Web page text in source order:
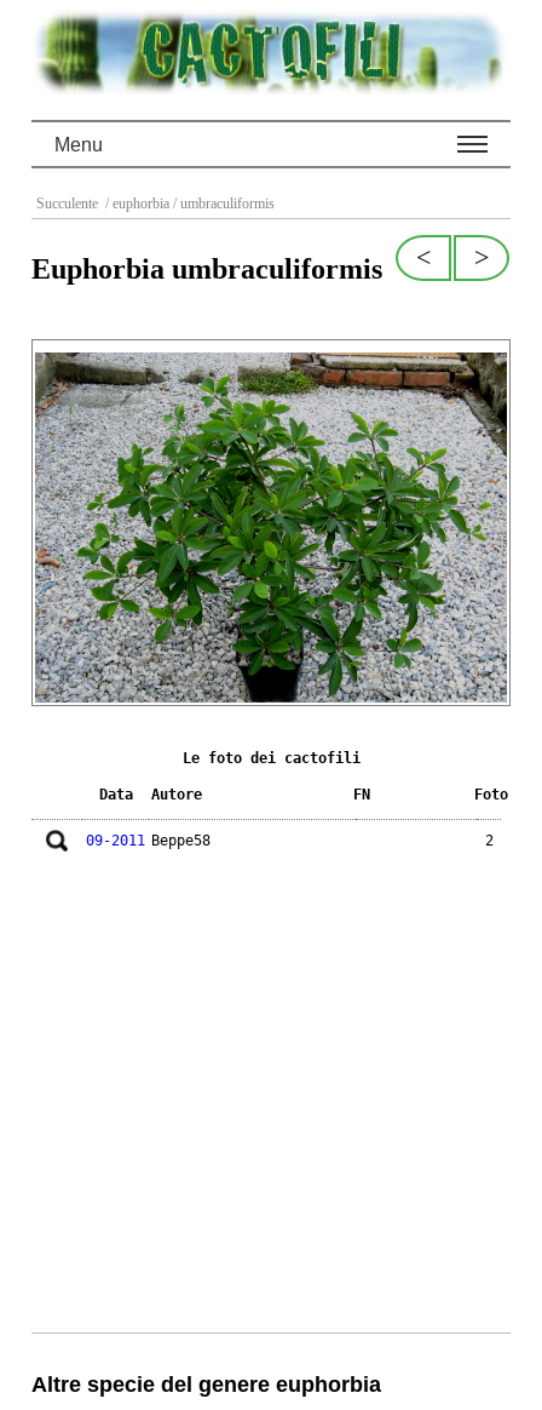
Menu
Succulente / euphorbia / umbraculiformis
>
<
Euphorbia umbraculiformis
Le foto dei cactofili
Data Autore FN Foto
09-2011 Beppe58 2
Altre specie del genere euphorbia